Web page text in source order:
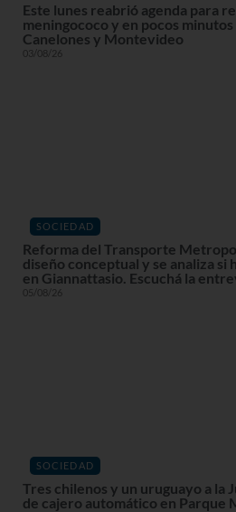
Este lunes reabrió agenda para
meningococo y en pocos
Canelones y Montevideo
03/08/26
SOCIEDAD
Reforma del Transporte
diseño conceptual y se analiza si
en Giannattasio. Escuchá la
05/08/26
SOCIEDAD
Tres chilenos y un uruguayo a la
de cajero automático en Parque